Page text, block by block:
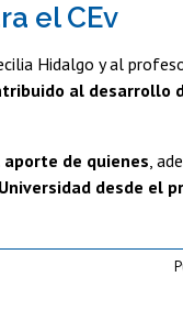
el CEv
Hidalgo y al
al desarrollo
de quienes ,
desde el